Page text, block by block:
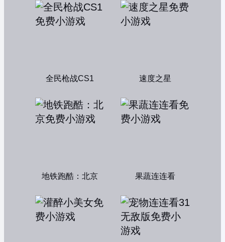
全民枪战CS1 速度之星
地铁跑酷：北京 果蔬连连看